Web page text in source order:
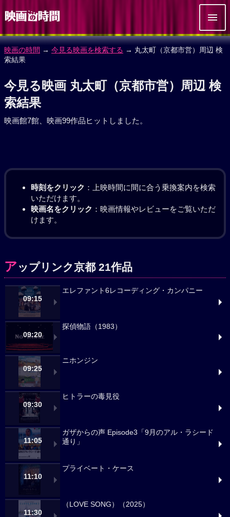
映画の時間 → 今見る映画を検索する → 丸太町（京都市営）周辺 検
索結果
今見る映画 丸太町（京都市営）周辺 検
索結果
映画館7館、映画99作品ヒットしました。
時刻をクリック ：上映時間に間に合う乗換案内を検索
いただけます。
映画名をクリック ：映画情報やレビューをご覧いただ
けます。
アップリンク京都 21作品
09:15
エレファント6レコーディング・カンパニー
09:20
探偵物語（1983）
09:25
ニホンジン
09:30
ヒトラーの毒見役
11:05
ガザからの声 Episode3「9月のアル・ラシード
通り」
11:10
プライベート・ケース
11:30
（LOVE SONG）（2025）